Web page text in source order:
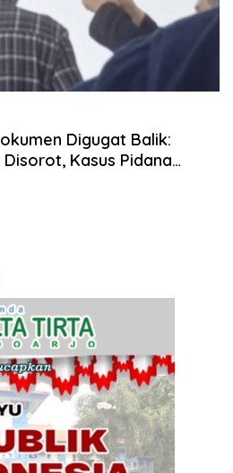
Digugat Balik:
Kasus Pidana